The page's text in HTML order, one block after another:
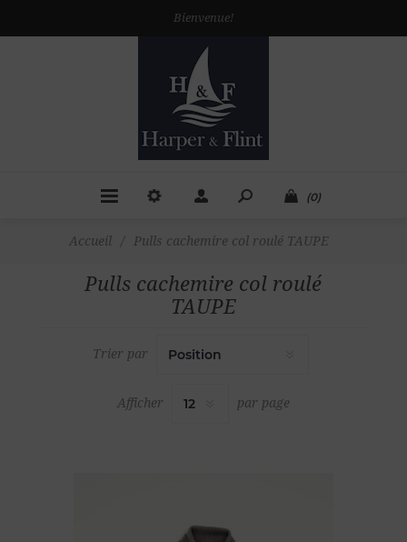
Bienvenue!
(0)
Accueil / Pulls cachemire col roulé TAUPE
Pulls cachemire col roulé
TAUPE
Trier par
Afficher par page